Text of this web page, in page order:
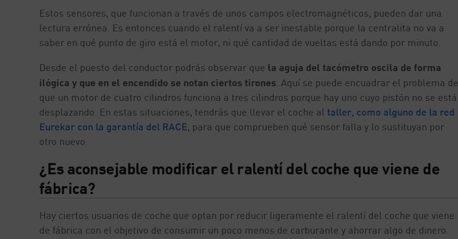
Estos sensores, que funcionan a través de unos campos electromagnéticos, pueden dar una
lectura errónea. Es entonces cuando el ralentí va a ser inestable porque la centralita no va a
saber en qué punto de giro está el motor, ni qué cantidad de vueltas está dando por minuto.
Desde el puesto del conductor podrás observar que la aguja del tacómetro oscila de forma
ilógica y que en el encendido se notan ciertos tirones. Aquí se puede encuadrar el problema de
que un motor de cuatro cilindros funciona a tres cilindros porque hay uno cuyo pistón no se está
desplazando. En estas situaciones, tendrás que llevar el coche al taller, como alguno de la red
Eurekar con la garantía del RACE, para que comprueben qué sensor falla y lo sustituyan por
otro nuevo.
¿Es aconsejable modificar el ralentí del coche que viene de
fábrica?
Hay ciertos usuarios de coche que optan por reducir ligeramente el ralentí del coche que viene
de fábrica con el objetivo de consumir un poco menos de carburante y ahorrar algo de dinero.